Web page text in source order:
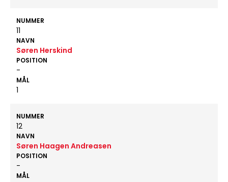
NUMMER
11
NAVN
Søren Herskind
POSITION
-
MÅL
1
NUMMER
12
NAVN
Søren Haagen Andreasen
POSITION
-
MÅL